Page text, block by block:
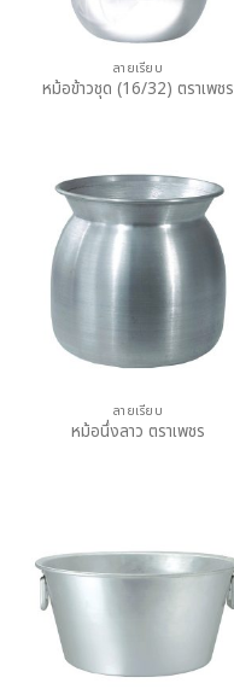
ลายเรียบ
หม้อข้าวชุด (16/32) ตราเพชร
ลายเรียบ
หม้อนึ่งลาว ตราเพชร